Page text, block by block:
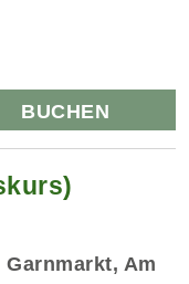
BUCHEN
Am